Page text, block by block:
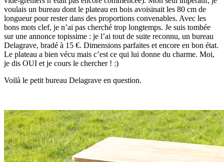
voulais un bureau dont le plateau en bois avoisinait les 80 cm de
longueur pour rester dans des proportions convenables. Avec les
bons mots clef, je n’ai pas cherché trop longtemps. Je suis tombée
sur une annonce topissime : je l’ai tout de suite reconnu, un bureau
Delagrave, bradé à 15 €. Dimensions parfaites et encore en bon état.
Le plateau a bien vécu mais c’est ce qui lui donne du charme. Moi,
je dis OUI et je cours le chercher ! :)
Voilà le petit bureau Delagrave en question.